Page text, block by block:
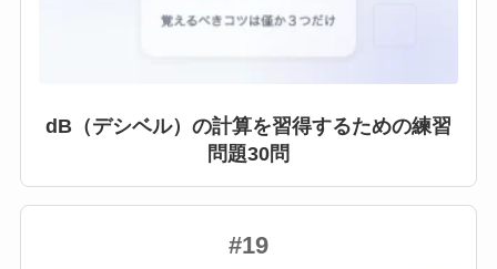
dB（デシベル）の計算を習得するための練習
問題30問
#19